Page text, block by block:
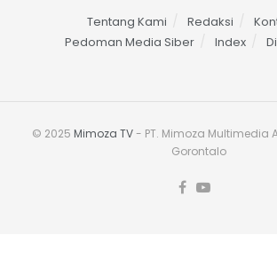
Tentang Kami Redaksi
Pedoman Media Siber
Index
© 2025 Mimoza TV- PT. Mimoza Multimedia
Gorontalo